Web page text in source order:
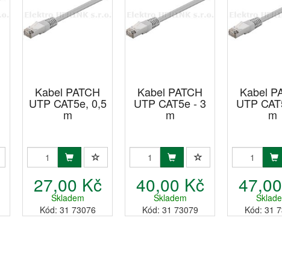
Kabel PATCH
UTP CAT5e, 0,5
m
27,00 Kč
Skladem
Kód: 31 73076
Kabel PATCH
UTP CAT5e - 3
m
40,00 Kč
Skladem
Kód: 31 73079
Kabel
UTP
m
Kód: 31